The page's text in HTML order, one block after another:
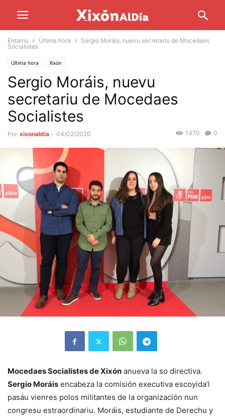
Entamu Última hora
Sergio Moráis, nuevu secretariu de Mocedaes
Socialistes
Última hora Xixón
Sergio Moráis, nuevu
secretariu de Mocedaes
Socialistes
Por xixonaldia - 04/02/2020 0
1470
Mocedaes Socialistes de Xixón anueva la so directiva.
Sergio Moráis encabeza la comisión executiva escoyida’l
pasáu vienres polos militantes de la organización nun
congresu estraordinariu. Moráis, estudiante de Derechu y